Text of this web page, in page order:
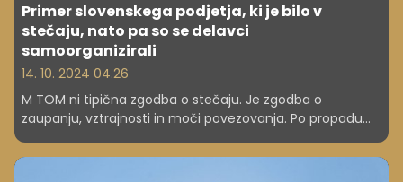
Primer slovenskega podjetja, ki je bilo v
stečaju, nato pa so se delavci
samoorganizirali
14. 10. 2024 04.26
M TOM ni tipična zgodba o stečaju. Je zgodba o
zaupanju, vztrajnosti in moči povezovanja. Po propadu
podjetja TOM leta 2010, ko je brez dela ostalo okoli 200
zaposlenih, je skupina nekdanjih delavcev zavihala